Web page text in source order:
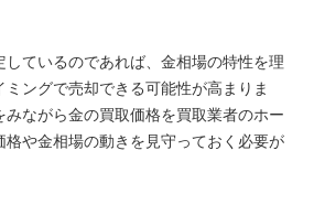
ているのであれば、金相場の特性を理
ングで売却できる可能性が高まりま
ながら金の買取価格を買取業者のホー
格や金相場の動きを見守っておく必要が